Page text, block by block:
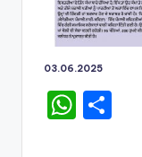
03.06.2025
W